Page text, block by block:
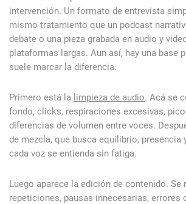
intervención. Un formato de entrevista
mismo tratamiento que un podcast
debate o una pieza grabada en audio y
plataformas largas. Aun así, hay una base
suele marcar la diferencia.
Primero está la limpieza de audio. Acá se
fondo, clicks, respiraciones excesivas,
diferencias de volumen entre voces.
de mezcla, que busca equilibrio, presencia
cada voz se entienda sin fatiga.
Luego aparece la edición de contenido. Se
repeticiones, pausas innecesarias, errores